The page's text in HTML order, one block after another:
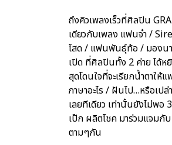
ถึงคิวเพลงเร็วที่ศิลปิน
เดียวกับเพลง แฟนจ๋า /
โสด / แฟนพันธุ์ท้อ / มองน
เปิด ที่ศิลปินทั้ง 2 ค่าย ได้ห
สุดโดนใจที่จะเรียกน้ำตาใ
ภาษาอะไร / ฝันไป…หรือเป
เลยทีเดียว เท่านั้นยังไม่พ
เป๊ก ผลิตโชค มาร่วมแจมกั
ตามๆกัน